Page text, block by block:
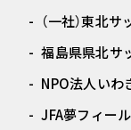
（一社）東北
福島県県北サ
NPO法人いわ
JFA夢フィー